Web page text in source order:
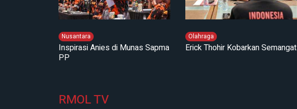
Nusantara
Inspirasi Anies di Munas Sapma
PP
Olahraga
Erick Thohir Kobarkan Semangat
RMOL TV